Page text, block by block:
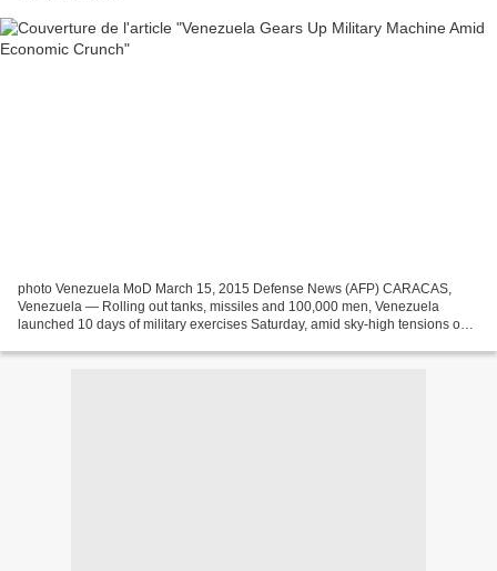
photo Venezuela MoD March 15, 2015 Defense News (AFP) CARACAS,
Venezuela — Rolling out tanks, missiles and 100,000 men, Venezuela
launched 10 days of military exercises Saturday, amid sky-high tensions over